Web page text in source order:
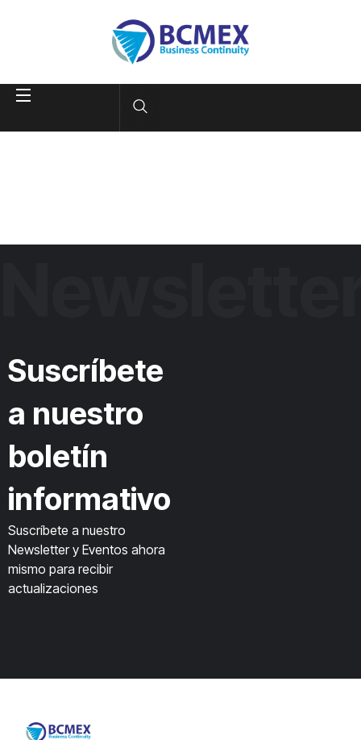
Suscríbete
a nuestro
boletín
informativo
Suscríbete a nuestro
Newsletter y Eventos ahora
mismo para recibir
actualizaciones